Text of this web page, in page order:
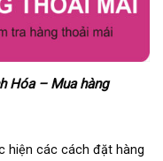
Hóa – Mua hàng
hiện các cách đặt hàng